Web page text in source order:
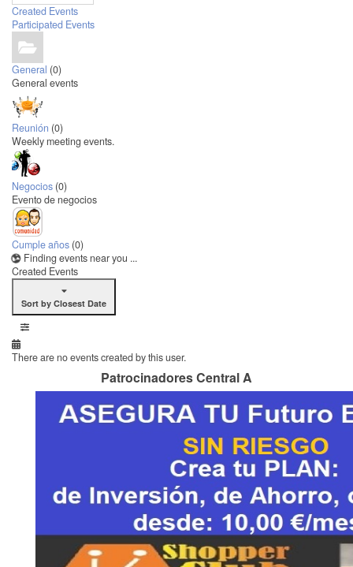
Created Events
Participated Events
General (0)
General events
Reunión (0)
Weekly meeting events.
Negocios (0)
Evento de negocios
Cumple años (0)
Finding events near you ...
Created Events
Sort by Closest Date
There are no events created by this user.
Patrocinadores Central A